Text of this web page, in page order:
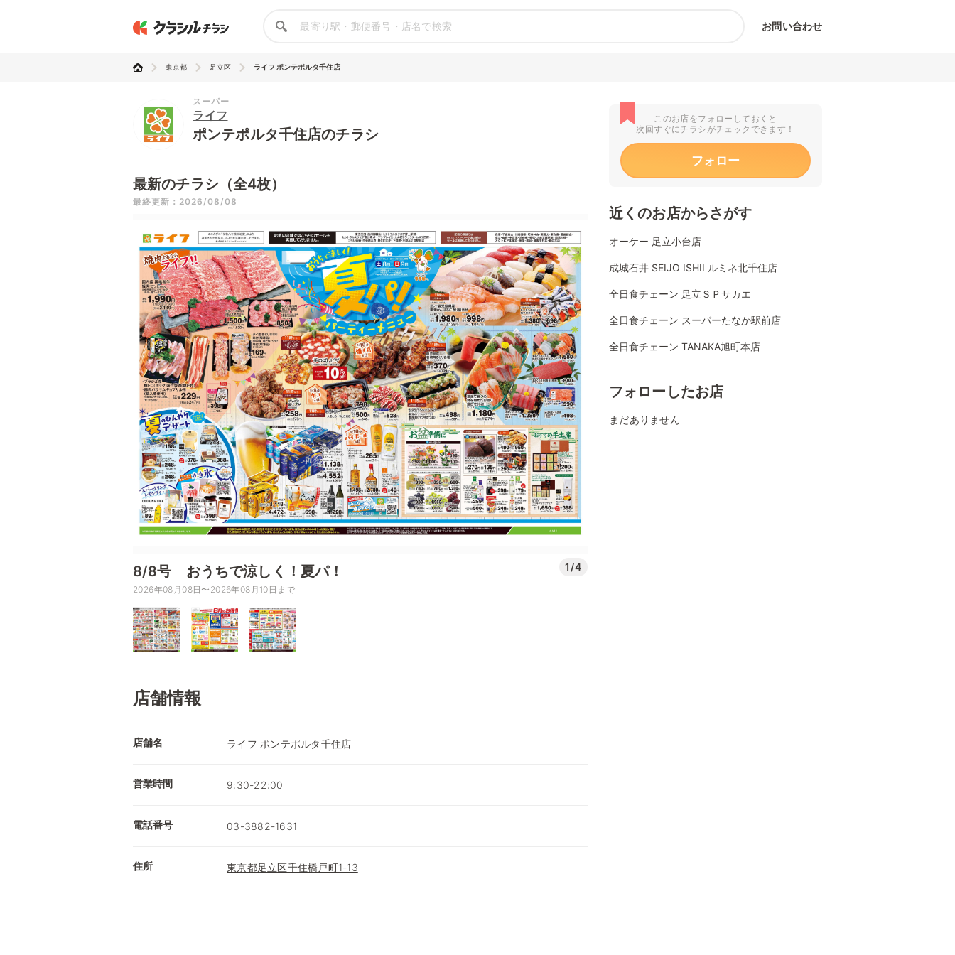
お問い合わせ
東京都 足立区 ライフ ポンテポルタ千住店
スーパー
ライフ
ポンテポルタ千住店のチラシ
最新のチラシ（全4枚）
最終更新：2026/08/08
8/8号 おうちで涼しく！夏パ！ 1/4
2026年08月08日〜2026年08月10日まで
店舗情報
店舗名 ライフ ポンテポルタ千住店
営業時間 9:30-22:00
電話番号 03-3882-1631
住所 東京都足立区千住橋戸町1-13
このお店をフォローしておくと
次回すぐにチラシがチェックできます！
フォロー
近くのお店からさがす
オーケー 足立小台店
成城石井 SEIJO ISHII ルミネ北千住店
全日食チェーン 足立ＳＰサカエ
全日食チェーン スーパーたなか駅前店
全日食チェーン TANAKA旭町本店
フォローしたお店
まだありません